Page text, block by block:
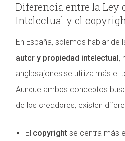
Diferencia entre la Ley
Intelectual y el
En España, solemos hablar de
autor y propiedad intelectual ,
anglosajones se utiliza más el
Aunque ambos conceptos
de los creadores, existen
El copyright se centra más